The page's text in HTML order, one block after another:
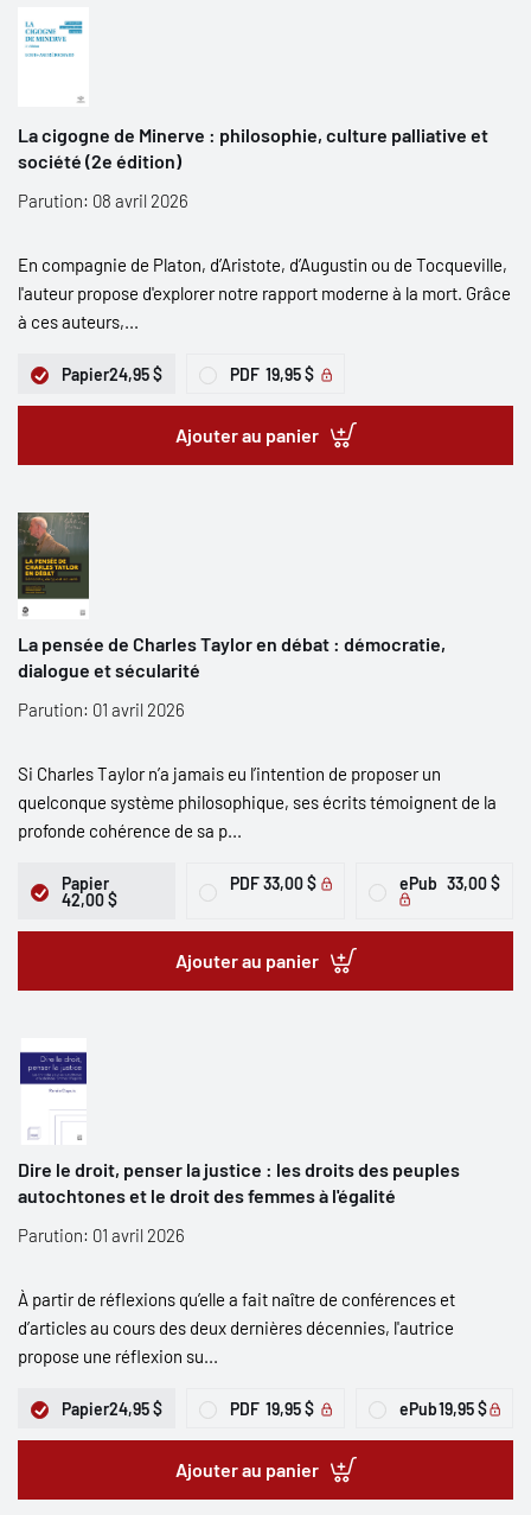
La cigogne de Minerve : philosophie, culture palliative et
société (2e édition)
Parution: 08 avril 2026
En compagnie de Platon, d’Aristote, d’Augustin ou de Tocqueville,
l'auteur propose d'explorer notre rapport moderne à la mort. Grâce
à ces auteurs,...
Papier24,95 $ PDF 19,95 $
Ajouter au panier
La pensée de Charles Taylor en débat : démocratie,
dialogue et sécularité
Parution: 01 avril 2026
Si Charles Taylor n’a jamais eu l’intention de proposer un
quelconque système philosophique, ses écrits témoignent de la
profonde cohérence de sa p...
Papier
42,00 $
PDF 33,00 $ ePub 33,00 $
Ajouter au panier
Dire le droit, penser la justice : les droits des peuples
autochtones et le droit des femmes à l'égalité
Parution: 01 avril 2026
À partir de réflexions qu’elle a fait naître de conférences et
d’articles au cours des deux dernières décennies, l'autrice
propose une réflexion su...
Papier24,95 $ PDF 19,95 $ ePub19,95 $
Ajouter au panier